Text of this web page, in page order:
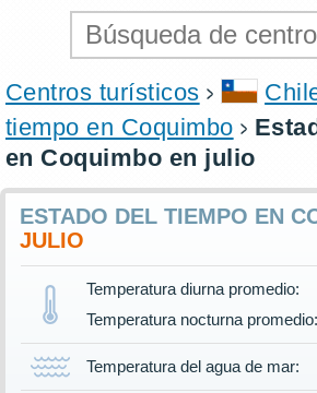
Centros turísticos
tiempo en Coquimbo
en Coquimbo en julio
ESTADO DEL TIEMPO EN
JULIO
Temperatura diurna promedio:
Temperatura nocturna promedio:
Temperatura del agua de mar: